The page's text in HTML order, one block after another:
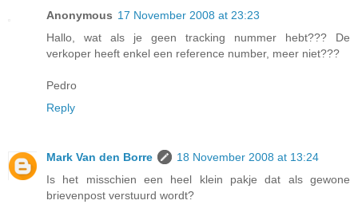
Anonymous 17 November 2008 at 23:23
Hallo, wat als je geen tracking nummer hebt??? De
verkoper heeft enkel een reference number, meer niet???
Pedro
Reply
Mark Van den Borre
18 November 2008 at 13:24
Is het misschien een heel klein pakje dat als gewone
brievenpost verstuurd wordt?